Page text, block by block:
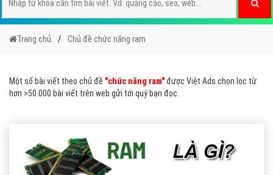
Trang chủ Chủ đề chức năng ram
Một số bài viết theo chủ đề "chức năng ram"được Việt Ads chọn lọc từ
hơn >50.000 bài viết trên web gửi tới quý bạn đọc.